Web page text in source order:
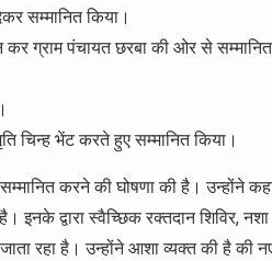
सम्मानित किया।
कर ग्राम पंचायत छरबा की ओर से सम्मानित
चिन्ह भेंट करते हुए सम्मानित किया।
करने की घोषणा की है। उन्होंने
द्वारा स्वैच्छिक रक्तदान शिविर, नशा
रहा है। उन्होंने आशा व्यक्त की है की